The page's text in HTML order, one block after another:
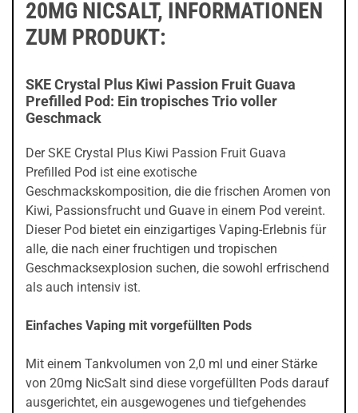
20MG NICSALT, INFORMATIONEN
ZUM PRODUKT:
SKE Crystal Plus Kiwi Passion Fruit Guava
Prefilled Pod: Ein tropisches Trio voller
Geschmack
Der SKE Crystal Plus Kiwi Passion Fruit Guava
Prefilled Pod ist eine exotische
Geschmackskomposition, die die frischen Aromen von
Kiwi, Passionsfrucht und Guave in einem Pod vereint.
Dieser Pod bietet ein einzigartiges Vaping-Erlebnis für
alle, die nach einer fruchtigen und tropischen
Geschmacksexplosion suchen, die sowohl erfrischend
als auch intensiv ist.
Einfaches Vaping mit vorgefüllten Pods
Mit einem Tankvolumen von 2,0 ml und einer Stärke
von 20mg NicSalt sind diese vorgefüllten Pods darauf
ausgerichtet, ein ausgewogenes und tiefgehendes